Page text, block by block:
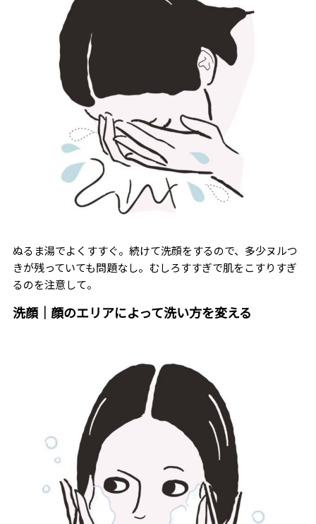
ぬるま湯でよくすすぐ。続けて洗顔をするので、多少ヌルつ
きが残っていても問題なし。むしろすすぎで肌をこすりすぎ
るのを注意して。
洗顔｜顔のエリアによって洗い方を変える